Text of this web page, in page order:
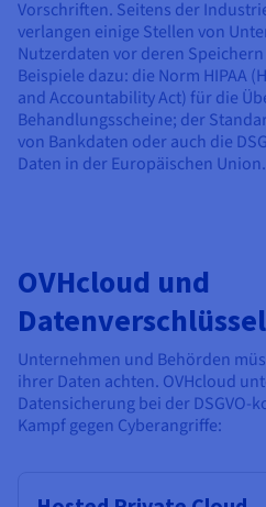
Vorschriften. Seitens der
verlangen einige Stellen von
Nutzerdaten vor deren
Beispiele dazu: die Norm HIPAA
and Accountability Act) für die
Behandlungsscheine; der
von Bankdaten oder auch die
Daten in der Europäischen Union.
OVHcloud und
Unternehmen und Behörden
ihrer Daten achten. OVHcloud
Datensicherung bei der
Kampf gegen Cyberangriffe: